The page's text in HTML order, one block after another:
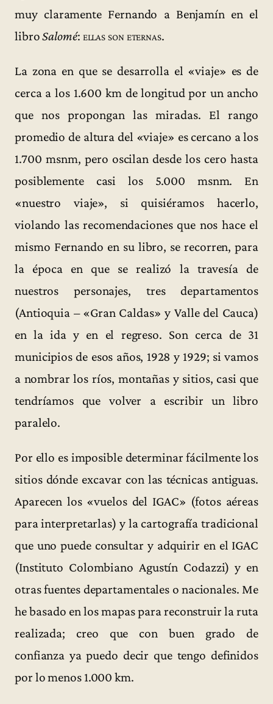
muy claramente Fernando a Benjamín en el
libroSalomé: ellas son eternas.
La zona en que se desarrolla el «viaje» es de
cerca a los 1.600 km de longitud por un ancho
que nos propongan las miradas. El rango
promedio de altura del «viaje» es cercano a los
1.700 msnm, pero oscilan desde los cero hasta
posiblemente casi los 5.000 msnm. En
«nuestro viaje», si quisiéramos hacerlo,
violando las recomendaciones que nos hace el
mismo Fernando en su libro, se recorren, para
la época en que se realizó la travesía de
nuestros personajes, tres departamentos
(Antioquia – «Gran Caldas» y Valle del Cauca)
en la ida y en el regreso. Son cerca de 31
municipios de esos años, 1928 y 1929; si vamos
a nombrar los ríos, montañas y sitios, casi que
tendríamos que volver a escribir un libro
paralelo.
Por ello es imposible determinar fácilmente los
sitios dónde excavar con las técnicas antiguas.
Aparecen los «vuelos del IGAC» (fotos aéreas
para interpretarlas) y la cartografía tradicional
que uno puede consultar y adquirir en el IGAC
(Instituto Colombiano Agustín Codazzi) y en
otras fuentes departamentales o nacionales. Me
he basado en los mapas para reconstruir la ruta
realizada; creo que con buen grado de
confianza ya puedo decir que tengo definidos
por lo menos 1.000 km.